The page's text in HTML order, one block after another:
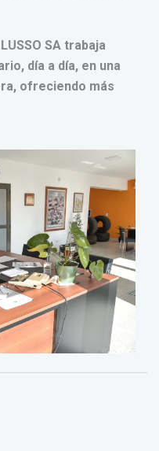
SA trabaja
día a día, en una
ofreciendo más